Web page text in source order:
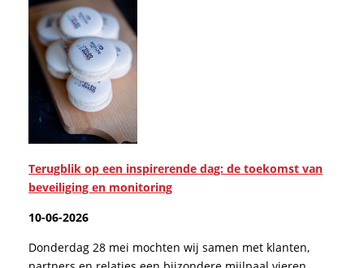
Terugblik op een inspirerende dag: de toekomst van
beveiliging en monitoring
10-06-2026
Donderdag 28 mei mochten wij samen met klanten,